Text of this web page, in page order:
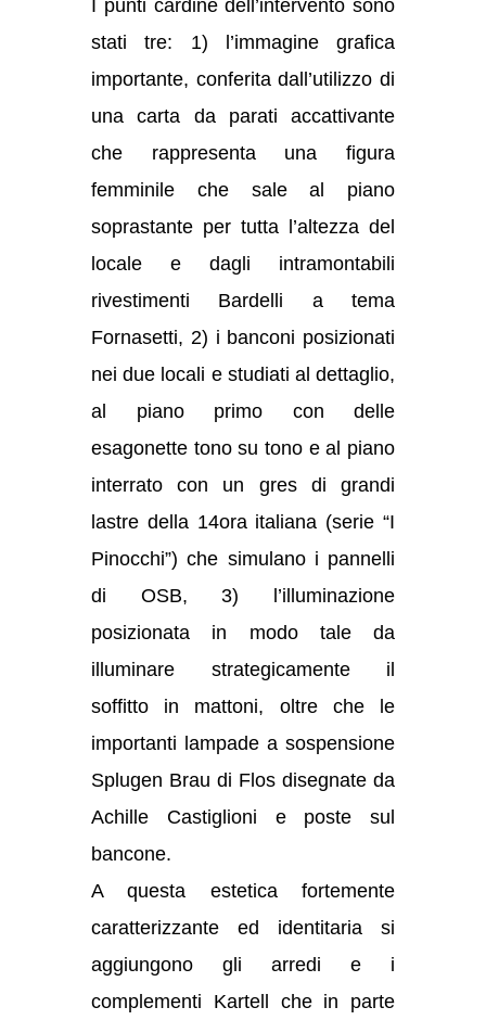
I punti cardine dell’intervento sono
stati tre: 1) l’immagine grafica
importante, conferita dall’utilizzo di
una carta da parati accattivante
che rappresenta una figura
femminile che sale al piano
soprastante per tutta l’altezza del
locale e dagli intramontabili
rivestimenti Bardelli a tema
Fornasetti, 2) i banconi posizionati
nei due locali e studiati al dettaglio,
al piano primo con delle
esagonette tono su tono e al piano
interrato con un gres di grandi
lastre della 14ora italiana (serie “I
Pinocchi”) che simulano i pannelli
di OSB, 3) l’illuminazione
posizionata in modo tale da
illuminare strategicamente il
soffitto in mattoni, oltre che le
importanti lampade a sospensione
Splugen Brau di Flos disegnate da
Achille Castiglioni e poste sul
bancone.
A questa estetica fortemente
caratterizzante ed identitaria si
aggiungono gli arredi e i
complementi Kartell che in parte